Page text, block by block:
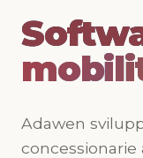
Adawen
concessionarie